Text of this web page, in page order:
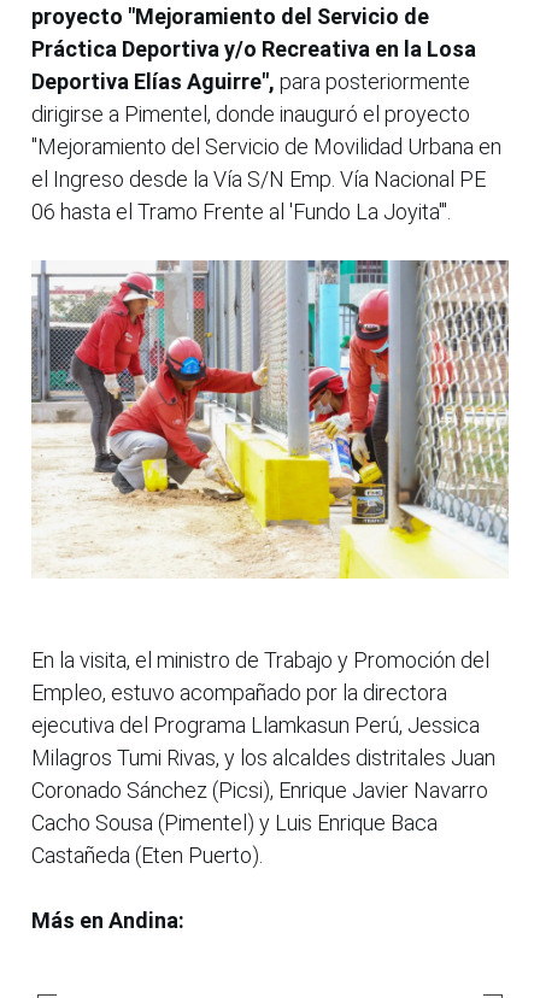
proyecto "Mejoramiento del Servicio de
Práctica Deportiva y/o Recreativa en la Losa
Deportiva Elías Aguirre", para posteriormente
dirigirse a Pimentel, donde inauguró el proyecto
"Mejoramiento del Servicio de Movilidad Urbana en
el Ingreso desde la Vía S/N Emp. Vía Nacional PE
06 hasta el Tramo Frente al 'Fundo La Joyita'".
En la visita, el ministro de Trabajo y Promoción del
Empleo, estuvo acompañado por la directora
ejecutiva del Programa Llamkasun Perú, Jessica
Milagros Tumi Rivas, y los alcaldes distritales Juan
Coronado Sánchez (Picsi), Enrique Javier Navarro
Cacho Sousa (Pimentel) y Luis Enrique Baca
Castañeda (Eten Puerto).
Más en Andina: